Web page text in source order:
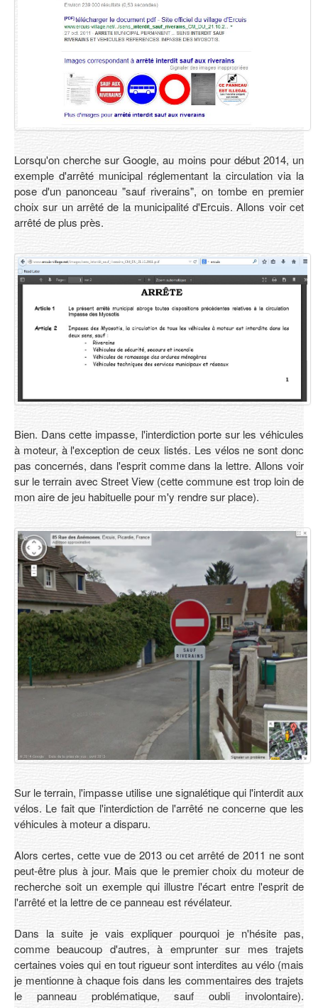
Lorsqu'on cherche sur Google, au moins pour début 2014, un
exemple d'arrêté municipal réglementant la circulation via la
pose d'un panonceau "sauf riverains", on tombe en premier
choix sur un arrêté de la municipalité d'Ercuis. Allons voir cet
arrêté de plus près.
Bien. Dans cette impasse, l'interdiction porte sur les véhicules
à moteur, à l'exception de ceux listés. Les vélos ne sont donc
pas concernés, dans l'esprit comme dans la lettre. Allons voir
sur le terrain avec Street View (cette commune est trop loin de
mon aire de jeu habituelle pour m'y rendre sur place).
Sur le terrain, l'impasse utilise une signalétique qui l'interdit aux
vélos. Le fait que l'interdiction de l'arrêté ne concerne que les
véhicules à moteur a disparu.
Alors certes, cette vue de 2013 ou cet arrêté de 2011 ne sont
peut-être plus à jour. Mais que le premier choix du moteur de
recherche soit un exemple qui illustre l'écart entre l'esprit de
l'arrêté et la lettre de ce panneau est révélateur.
Dans la suite je vais expliquer pourquoi je n'hésite pas,
comme beaucoup d'autres, à emprunter sur mes trajets
certaines voies qui en tout rigueur sont interdites au vélo (mais
je mentionne à chaque fois dans les commentaires des trajets
le panneau problématique, sauf oubli involontaire).